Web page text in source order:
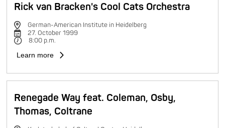
Rick van Bracken's Cool Cats Orchestra
German-American Institute in Heidelberg
27. October 1999
8:00 p.m.
Learn more
Renegade Way feat. Coleman, Osby,
Thomas, Coltrane